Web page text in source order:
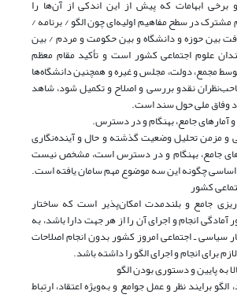
ابهامات که پیش از این اندکی از آن‌ها را
در سطح مفاهیم اولیه‌ای چون الگو / برنامه /
بین حوزه و دانشگاه و بین حکومت و مردم / بین
علوم اجتماعی کشور است و تأکید مقام معظم
مجمع، دولت، مجلس و غیره و همچنین دانشگاه‌ها
نقدو بررسی و اصلاح و تکمیل شود، شاهد
وفاق ملی حول سند است.
آمارهای جامع، بهنگام و در دسترس.
و مزمن تحلیل وضعیت گذشته و حال و آینده‌نگاری
جامع، بهنگام و در دسترس است، مشخص نیست
اساسی چگونه این سه موضوع مهم سامان یافته است.
کشور
جامع و بلندمدت‌ امکان‌پذیر است که ساختار
انجام و اجرای آن را از هر جهت دارا باشد، به
سیاسی ـ اجتماعی امروز کشور بدون انجام اصلاحات
برای انجام و اجرای الگو را داشته باشد.
به پایین و دستوری بودن الگو
برایند نظر و عمل جوامع و به‌ویژه اعتقاد، ارتباط